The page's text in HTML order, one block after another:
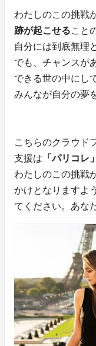
わたしのこの挑戦
跡が起こせること
自分には到底無理
でも、チャンスが
できる世の中にし
みんなが自分の夢
こちらのクラウド
支援は 「パリコレ
わたしのこの挑戦
かけとなりますよ
てください。あな